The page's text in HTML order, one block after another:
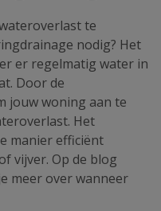
te
nodig? Het
er regelmatig water in
Door de
jouw woning aan te
Het
manier efficiënt
vijver. Op de blog
meer over wanneer